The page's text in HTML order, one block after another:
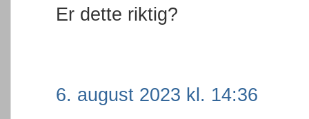
Er dette riktig?
6. august 2023 kl. 14:36